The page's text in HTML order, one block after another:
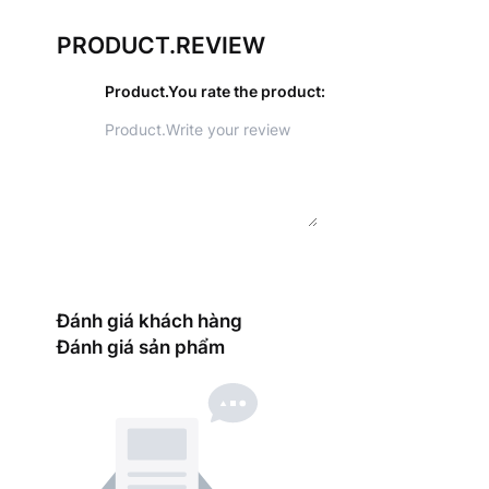
PRODUCT.REVIEW
Product.You rate the product:
Đánh giá khách hàng
Đánh giá sản phẩm